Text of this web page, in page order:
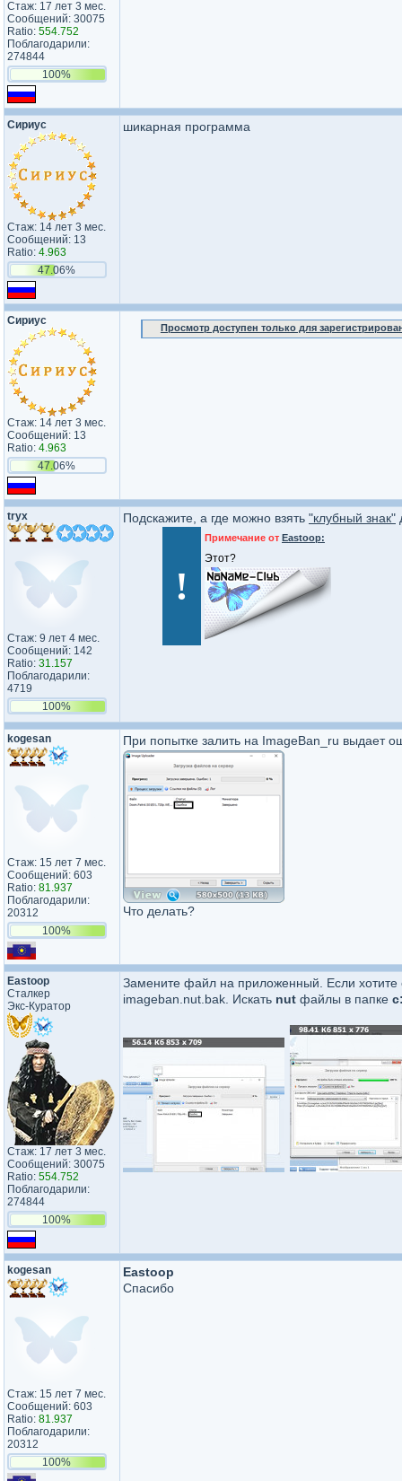
Стаж: 17 лет 3 мес.
Сообщений: 30075
Ratio: 554.752
Поблагодарили:
274844
100%
Сириус
Стаж: 14 лет 3 мес.
Сообщений: 13
Ratio: 4.963
47.06%
шикарная программа
Сириус
Стаж: 14 лет 3 мес.
Сообщений: 13
Ratio: 4.963
47.06%
Просмотр доступен только для
tryx
Стаж: 9 лет 4 мес.
Сообщений: 142
Ratio: 31.157
Поблагодарили:
4719
100%
Подскажите, а где можно взять "клубный знак"
!
Примечание от Eastoop:
Этот?
kogesan
Стаж: 15 лет 7 мес.
Сообщений: 603
Ratio: 81.937
Поблагодарили:
20312
100%
При попытке залить на ImageBan_ru выдает
Что делать?
Eastoop
Сталкер
Экс-Куратор
Стаж: 17 лет 3 мес.
Сообщений: 30075
Ratio: 554.752
Поблагодарили:
274844
100%
Замените файл на приложенный. Если хотите
imageban.nut.bak. Искать nut файлы в папке
kogesan
Стаж: 15 лет 7 мес.
Сообщений: 603
Ratio: 81.937
Поблагодарили:
20312
100%
Eastoop
Спасибо